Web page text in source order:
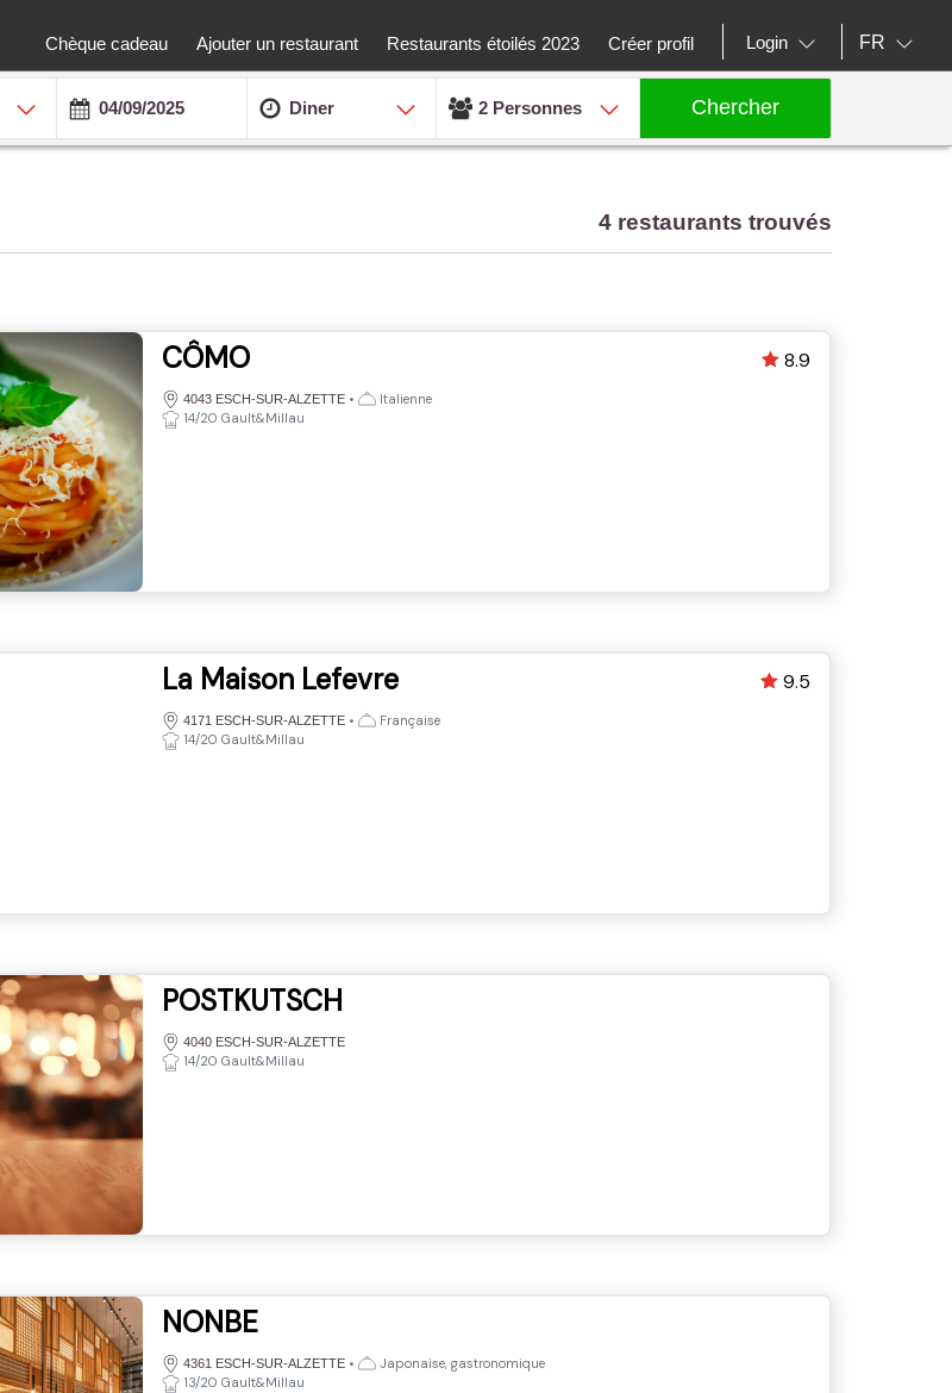
Chèque cadeau Ajouter un restaurant Restaurants étoilés 2023 Créer profil Login FR
Diner 2 Personnes Chercher
4 restaurants trouvés
CÔMO
4043 ESCH-SUR-ALZETTE •
Italienne
14/20 Gault&Millau
8.9
La Maison Lefevre
4171 ESCH-SUR-ALZETTE •
Française
14/20 Gault&Millau
9.5
POSTKUTSCH
4040 ESCH-SUR-ALZETTE
14/20 Gault&Millau
NONBE
4361 ESCH-SUR-ALZETTE •
Japonaise, gastronomique
13/20 Gault&Millau